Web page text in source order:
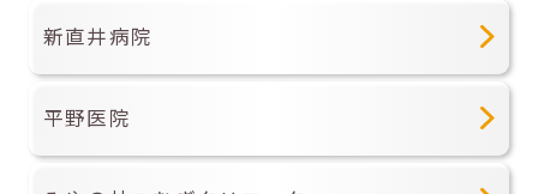
新直井病院
平野医院